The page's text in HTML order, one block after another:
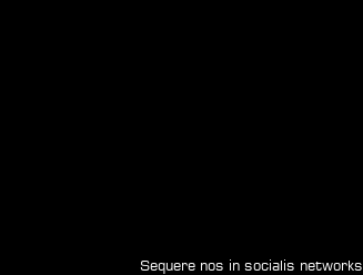
Sequere nos in socialis networks